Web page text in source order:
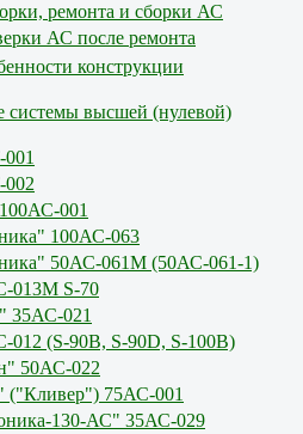
ремонта и сборки АС
АС после ремонта
конструкции
системы высшей (нулевой)
002
001
100АС-063
50АС-061М (50АС-061-1)
013М S-70
35АС-021
012 (S-90В, S-90D, S-100В)
50АС-022
("Кливер") 75АС-001
130-АС" 35АС-029